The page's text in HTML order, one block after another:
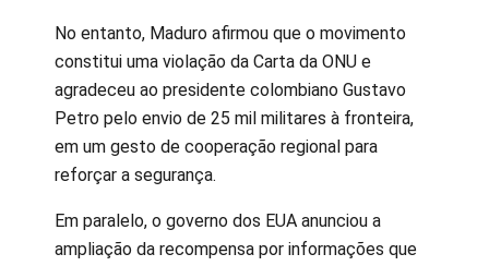
No entanto, Maduro afirmou que o movimento
constitui uma violação da Carta da ONU e
agradeceu ao presidente colombiano Gustavo
Petro pelo envio de 25 mil militares à fronteira,
em um gesto de cooperação regional para
reforçar a segurança.
Em paralelo, o governo dos EUA anunciou a
ampliação da recompensa por informações que